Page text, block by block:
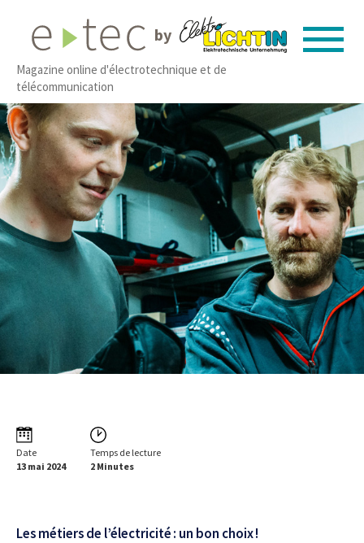
by
Magazine online d'électrotechnique et de
télécommunication
Date
13 mai 2024
Temps de lecture
2 Minutes
Les métiers de l’électricité : un bon choix !